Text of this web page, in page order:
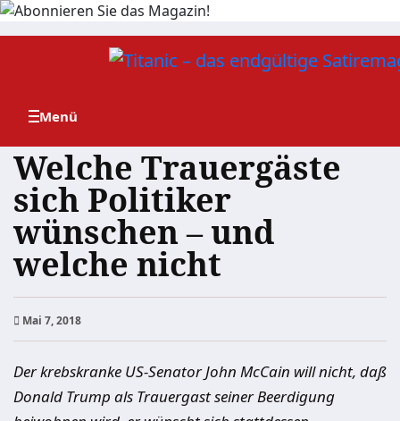
Zum
Welche Trauergäste
sich Politiker
wünschen – und
welche nicht
Mai 7, 2018
Der krebskranke US-Senator John McCain will nicht, daß
Donald Trump als Trauergast seiner Beerdigung